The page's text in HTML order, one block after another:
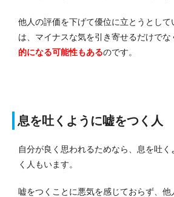
他人の評価を下げて優位に立とうとし
は、マイナスな気を引き寄せるだけでな
的になる可能性もあるのです。
息を吐くように嘘をつく人
自分が良く思われるためなら、息を吐
く人もいます。
嘘をつくことに悪気を感じておらず、